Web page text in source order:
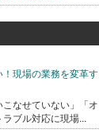
！現場の業務を変革す
こなせていない」「オ
ブル対応に現場...